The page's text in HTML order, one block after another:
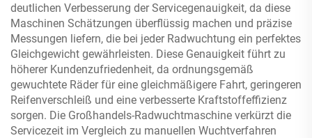
deutlichen Verbesserung der Servicegenauigkeit, da diese
Maschinen Schätzungen überflüssig machen und präzise
Messungen liefern, die bei jeder Radwuchtung ein perfektes
Gleichgewicht gewährleisten. Diese Genauigkeit führt zu
höherer Kundenzufriedenheit, da ordnungsgemäß
gewuchtete Räder für eine gleichmäßigere Fahrt, geringeren
Reifenverschleiß und eine verbesserte Kraftstoffeffizienz
sorgen. Die Großhandels-Radwuchtmaschine verkürzt die
Servicezeit im Vergleich zu manuellen Wuchtverfahren